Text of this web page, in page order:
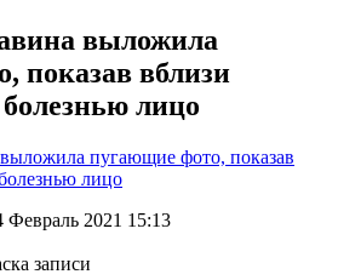
выложила
показав вблизи
лицо
Февраль 2021 15:13
записи